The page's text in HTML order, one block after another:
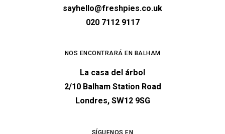
sayhello@freshpies.co.uk
020 7112 9117
NOS ENCONTRARÁ EN BALHAM
La casa del árbol
2/10 Balham Station Road
Londres, SW12 9SG
SÍGUENOS EN